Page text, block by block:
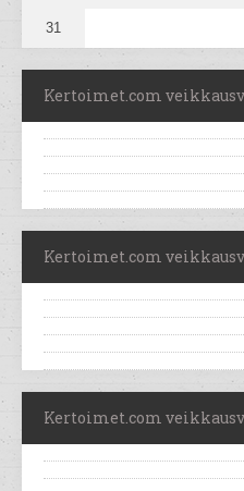
31
Kertoimet.com
Kertoimet.com
Kertoimet.com